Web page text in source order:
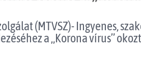
(MTVSZ)- Ingyenes,
a „Korona vírus”